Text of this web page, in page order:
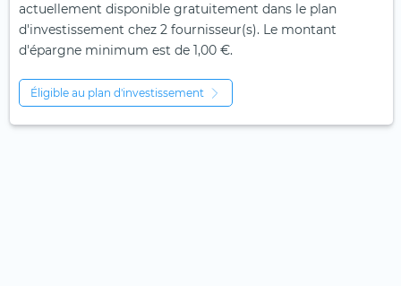
actuellement disponible gratuitement dans le plan
d'investissement chez 2 fournisseur(s). Le montant
d'épargne minimum est de 1,00 €.
Éligible au plan d'investissement